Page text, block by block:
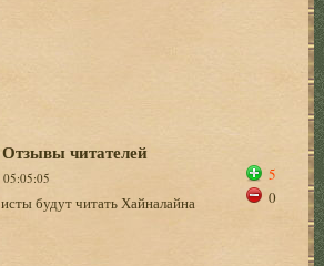
Отзывы читателей
05:05:05
будут читать Хайналайна
5
0